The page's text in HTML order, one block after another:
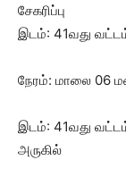
சேகரிப்பு
இடம்: 41வது
நேரம்: மாலை 06
இடம்: 41வது
அருகில்